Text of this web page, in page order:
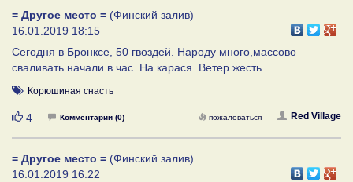
= Другое место = (Финский залив)
16.01.2019 18:15
Сегодня в Бронксе, 50 гвоздей. Народу много,массово
сваливать начали в час. На карася. Ветер жесть.
Корюшиная снасть
Нравится
4 Комментарии (0) Red Village
пожаловаться
= Другое место = (Финский залив)
16.01.2019 16:22